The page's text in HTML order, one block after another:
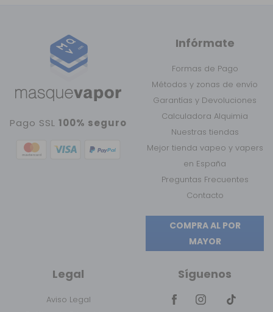
Pago SSL100% seguro
Infórmate
Formas de Pago
Métodos y zonas de envío
Garantías y Devoluciones
Calculadora Alquimia
Nuestras tiendas
Mejor tienda vapeo y vapers
en España
Preguntas Frecuentes
Contacto
COMPRA AL POR
MAYOR
Legal
Aviso Legal
Síguenos